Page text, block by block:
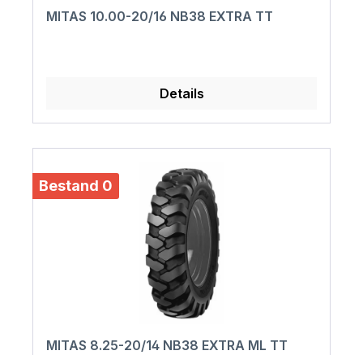
MITAS 10.00-20/16 NB38 EXTRA TT
Details
Bestand 0
MITAS 8.25-20/14 NB38 EXTRA ML TT